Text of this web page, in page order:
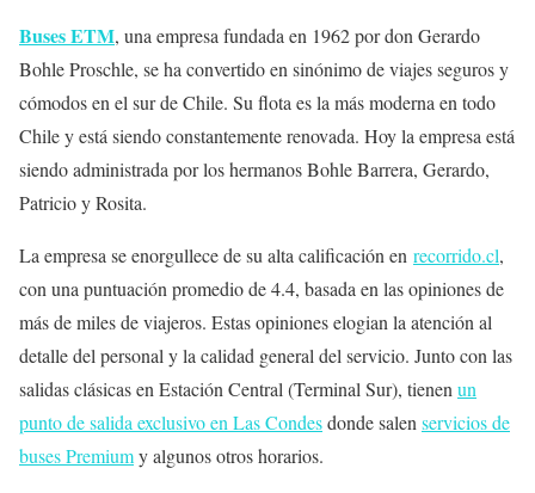
Buses ETM, una empresa fundada en 1962 por don Gerardo
Bohle Proschle, se ha convertido en sinónimo de viajes seguros y
cómodos en el sur de Chile. Su flota es la más moderna en todo
Chile y está siendo constantemente renovada. Hoy la empresa está
siendo administrada por los hermanos Bohle Barrera, Gerardo,
Patricio y Rosita.
La empresa se enorgullece de su alta calificación en recorrido.cl,
con una puntuación promedio de 4.4, basada en las opiniones de
más de miles de viajeros. Estas opiniones elogian la atención al
detalle del personal y la calidad general del servicio. Junto con las
salidas clásicas en Estación Central (Terminal Sur), tienen un
punto de salida exclusivo en Las Condesdonde salen servicios de
buses Premiumy algunos otros horarios.